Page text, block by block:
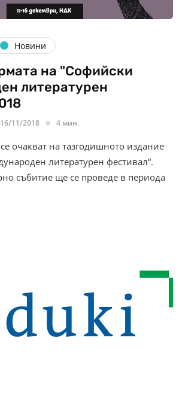
Новини
на "Софийски
литературен
16/11/2018 4 мин.
очакват на тазгодишното издание
литературен фестивал“.
събитие ще се проведе в периода